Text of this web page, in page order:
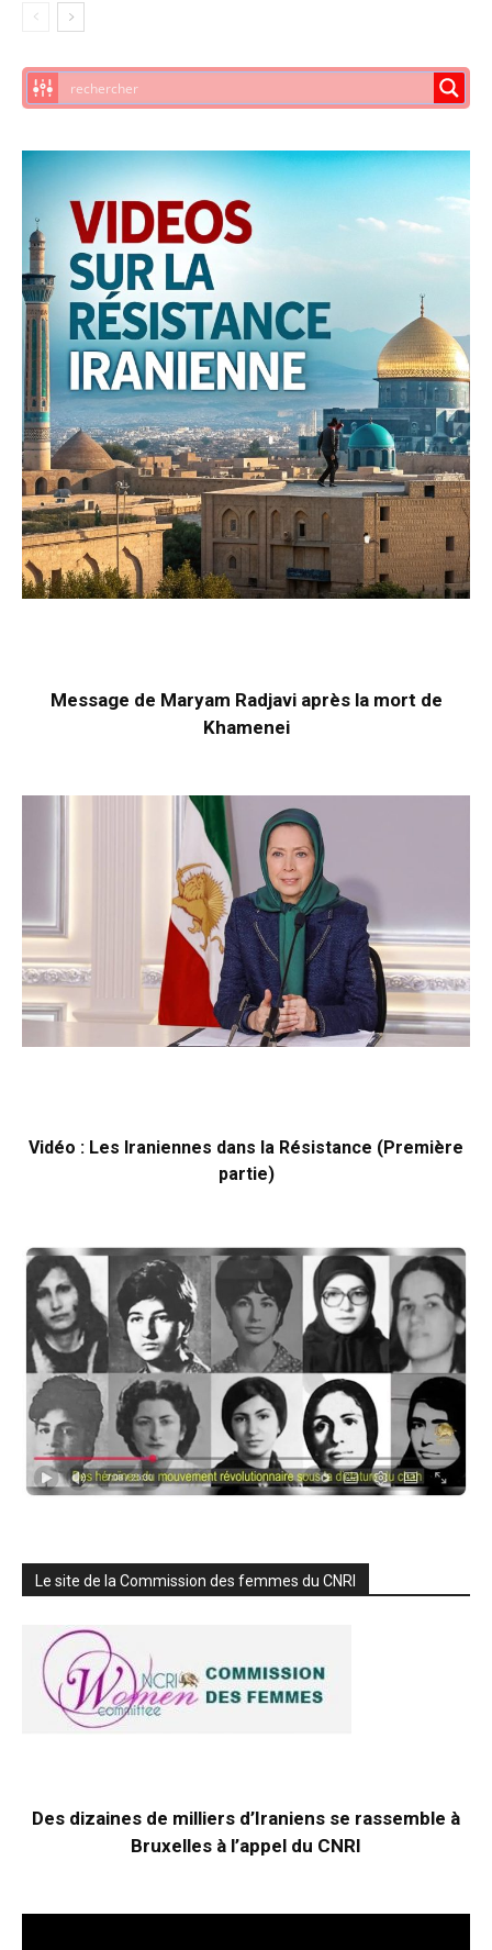
Message de Maryam Radjavi après la mort de
Khamenei
Vidéo : Les Iraniennes dans la Résistance (Première
partie)
Le site de la Commission des femmes du CNRI
Des dizaines de milliers d’Iraniens se rassemble à
Bruxelles à l’appel du CNRI